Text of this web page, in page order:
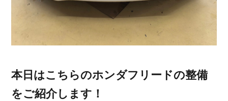
本日はこちらのホンダフリードの整備
をご紹介します！